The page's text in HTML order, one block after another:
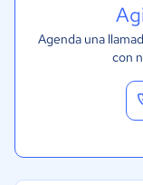
Agenda una
con